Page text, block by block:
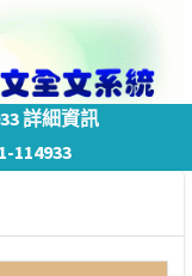
詳細資訊
114933